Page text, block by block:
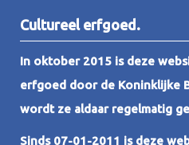
Cultureel erfgoed.
In oktober 2015 is deze
erfgoed door de Koninklijke
wordt ze aldaar regelmatig
Sinds 07-01-2011 is deze